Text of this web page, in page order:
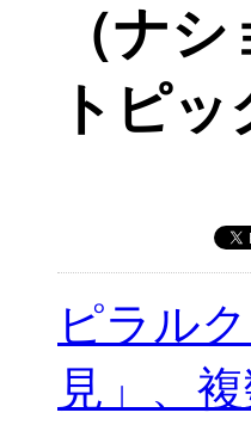
（ナ
トピ
ピラル
見」、